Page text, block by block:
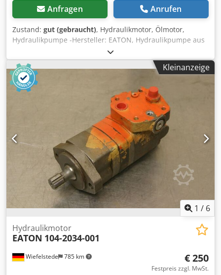
Anfragen Anrufen
Zustand: gut (gebraucht), Hydraulikmotor, Ölmotor,
Hydraulikpumpe -Hersteller: EATON, Hydraulikpumpe aus
Elektro-Stapler Baumann EVS 25/14 -Typ: Char-Lynn 104-
1377-006 -Welle: Ø 31 x 35 mm Dsdpfx Ajww Atzoqcjkr -
Anzahl: 2x Hydraulikmotor vorhanden -Preis: pro Stück -
Abmessungen: 245/140/120 mm -Gewicht: 10,5 kg/St.
Kleinanzeige
1 / 6
Wiefelstede 785 km
Hydraulikmotor
EATON 104-2034-001
€ 250
Festpreis zzgl. MwSt.